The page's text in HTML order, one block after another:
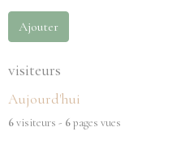
Ajouter
visiteurs
Aujourd'hui
6visiteurs - 6pages vues